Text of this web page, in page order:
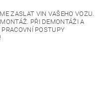
ZASLAT VIN VAŠEHO VOZU.
PŘI DEMONTÁŽI A
POSTUPY